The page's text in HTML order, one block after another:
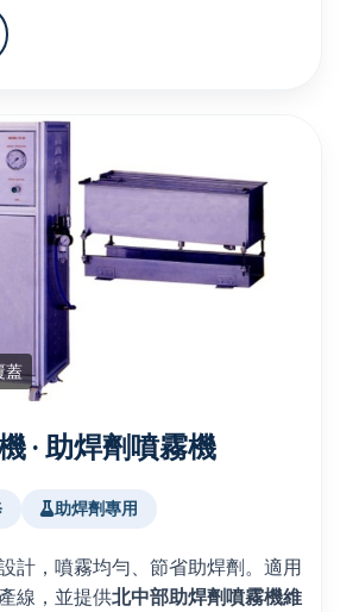
蓋
· 助焊劑噴霧機
助焊劑專用
計，噴霧均勻、節省助焊劑。適用
線，並提供北中部助焊劑噴霧機維